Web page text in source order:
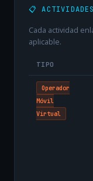
📋
Cada actividad
aplicable.
TIPO
Operador
Móvil
Virtual